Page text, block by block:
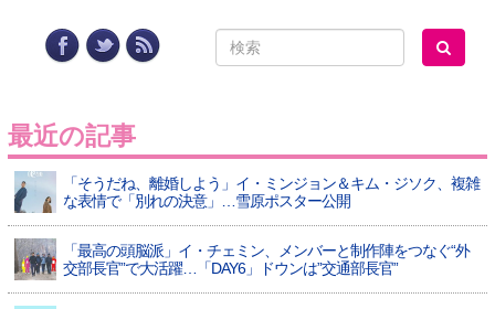
最近の記事
「そうだね、離婚しよう」イ・ミンジョン＆キム・ジソク、複雑
な表情で「別れの決意」…雪原ポスター公開
「最高の頭脳派」イ・チェミン、メンバーと制作陣をつなぐ“外
交部長官”で大活躍…「DAY6」ドウンは”交通部長官”